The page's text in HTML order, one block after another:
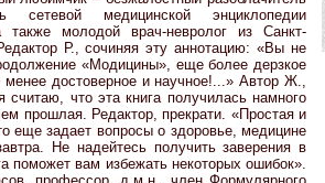
сетевой медицинской энциклопедии
также молодой врач-невролог из Санкт-
Р., сочиняя эту аннотацию: «Вы не
«Модицины», еще более дерзкое
менее достоверное и научное!...» Автор Ж.,
что эта книга получилась намного
прошлая. Редактор, прекрати. «Простая и
еще задает вопросы о здоровье, медицине
Не надейтесь получить заверения в
поможет вам избежать некоторых ошибок».